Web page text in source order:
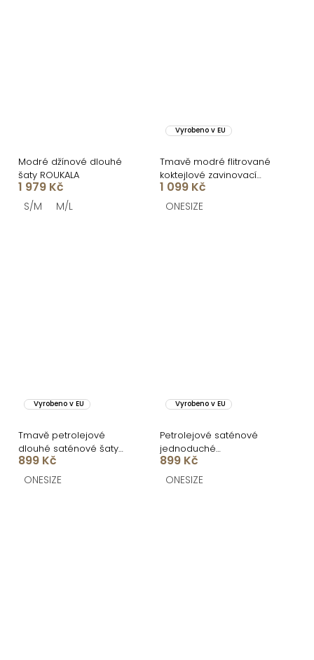
Modré džínové dlouhé
šaty ROUKALA
1 979 Kč
S/M M/L
Vyrobeno v EU
Tmavě modré flitrované
koktejlové zavinovací
šaty ARDELE
1 099 Kč
ONESIZE
Vyrobeno v EU
Tmavě petrolejové
dlouhé saténové šaty
WOMAN s páskem
899 Kč
ONESIZE
Vyrobeno v EU
Petrolejové saténové
jednoduché
společenské šaty EZMIRA
899 Kč
ONESIZE